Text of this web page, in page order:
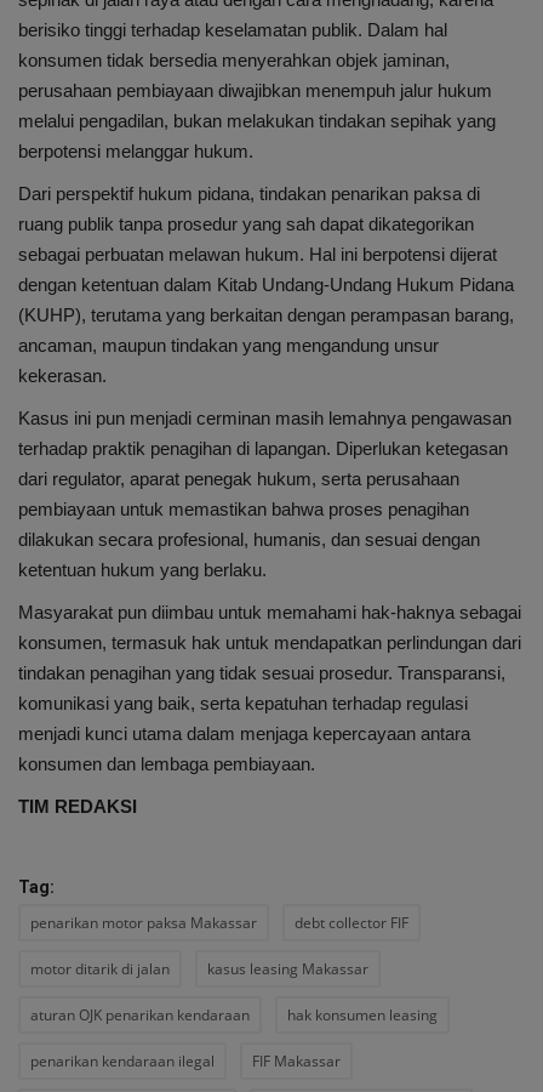
berisiko tinggi terhadap keselamatan publik. Dalam hal
konsumen tidak bersedia menyerahkan objek jaminan,
perusahaan pembiayaan diwajibkan menempuh jalur hukum
melalui pengadilan, bukan melakukan tindakan sepihak yang
berpotensi melanggar hukum.
Dari perspektif hukum pidana, tindakan penarikan paksa di
ruang publik tanpa prosedur yang sah dapat dikategorikan
sebagai perbuatan melawan hukum. Hal ini berpotensi dijerat
dengan ketentuan dalam Kitab Undang-Undang Hukum Pidana
(KUHP), terutama yang berkaitan dengan perampasan barang,
ancaman, maupun tindakan yang mengandung unsur
kekerasan.
Kasus ini pun menjadi cerminan masih lemahnya pengawasan
terhadap praktik penagihan di lapangan. Diperlukan ketegasan
dari regulator, aparat penegak hukum, serta perusahaan
pembiayaan untuk memastikan bahwa proses penagihan
dilakukan secara profesional, humanis, dan sesuai dengan
ketentuan hukum yang berlaku.
Masyarakat pun diimbau untuk memahami hak-haknya sebagai
konsumen, termasuk hak untuk mendapatkan perlindungan dari
tindakan penagihan yang tidak sesuai prosedur. Transparansi,
komunikasi yang baik, serta kepatuhan terhadap regulasi
menjadi kunci utama dalam menjaga kepercayaan antara
konsumen dan lembaga pembiayaan.
TIM REDAKSI
Tag:
penarikan motor paksa Makassar debt collector FIF
motor ditarik di jalan kasus leasing Makassar
aturan OJK penarikan kendaraan hak konsumen leasing
penarikan kendaraan ilegal FIF Makassar